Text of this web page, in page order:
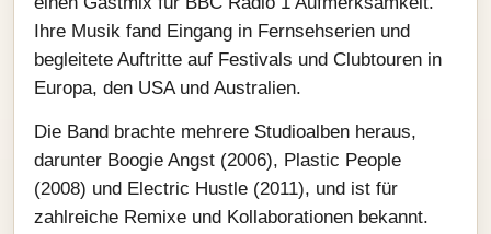
Ihre Musik fand Eingang in Fernsehserien und
begleitete Auftritte auf Festivals und Clubtouren in
Europa, den USA und Australien.
Die Band brachte mehrere Studioalben heraus,
darunter Boogie Angst (2006), Plastic People
(2008) und Electric Hustle (2011), und ist für
zahlreiche Remixe und Kollaborationen bekannt.